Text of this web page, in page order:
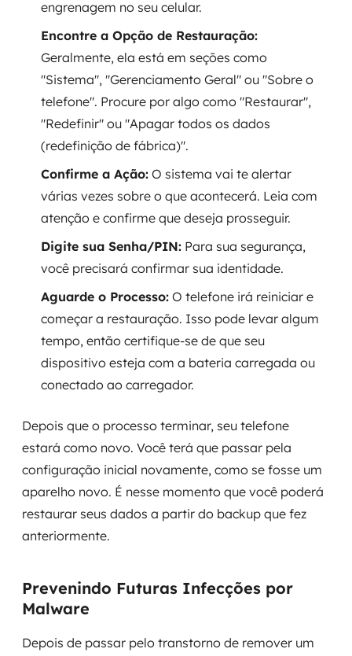
engrenagem no seu celular.
Encontre a Opção de Restauração:
Geralmente, ela está em seções como
"Sistema", "Gerenciamento Geral" ou "Sobre o
telefone". Procure por algo como "Restaurar",
"Redefinir" ou "Apagar todos os dados
(redefinição de fábrica)".
Confirme a Ação: O sistema vai te alertar
várias vezes sobre o que acontecerá. Leia com
atenção e confirme que deseja prosseguir.
Digite sua Senha/PIN: Para sua segurança,
você precisará confirmar sua identidade.
Aguarde o Processo: O telefone irá reiniciar e
começar a restauração. Isso pode levar algum
tempo, então certifique-se de que seu
dispositivo esteja com a bateria carregada ou
conectado ao carregador.
Depois que o processo terminar, seu telefone
estará como novo. Você terá que passar pela
configuração inicial novamente, como se fosse um
aparelho novo. É nesse momento que você poderá
restaurar seus dados a partir do backup que fez
anteriormente.
Prevenindo Futuras Infecções por
Malware
Depois de passar pelo transtorno de remover um